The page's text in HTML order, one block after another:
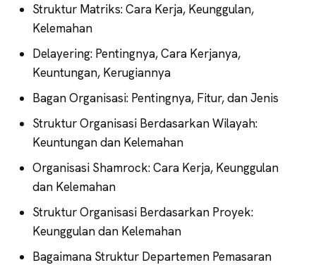
Struktur Matriks: Cara Kerja, Keunggulan,
Kelemahan
Delayering: Pentingnya, Cara Kerjanya,
Keuntungan, Kerugiannya
Bagan Organisasi: Pentingnya, Fitur, dan Jenis
Struktur Organisasi Berdasarkan Wilayah:
Keuntungan dan Kelemahan
Organisasi Shamrock: Cara Kerja, Keunggulan
dan Kelemahan
Struktur Organisasi Berdasarkan Proyek:
Keunggulan dan Kelemahan
Bagaimana Struktur Departemen Pemasaran